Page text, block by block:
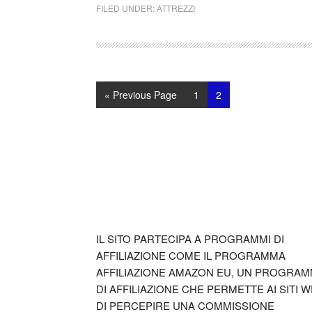
FILED UNDER:ATTREZZI
« Go
to
Previous Page Page
1 Page
2
Footer
IL SITO PARTECIPA A PROGRAMMI DI
AFFILIAZIONE COME IL PROGRAMMA
AFFILIAZIONE AMAZON EU, UN
DI AFFILIAZIONE CHE PERMETTE AI SITI
DI PERCEPIRE UNA COMMISSIONE